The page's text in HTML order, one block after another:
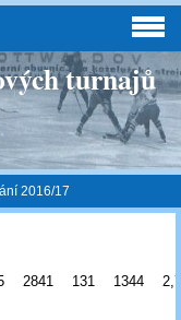
turnajů
2016/17
2841 131 1344